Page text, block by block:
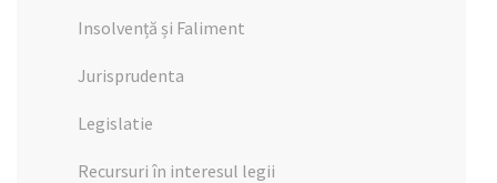
Insolvență și Faliment
Jurisprudenta
Legislatie
Recursuri în interesul legii